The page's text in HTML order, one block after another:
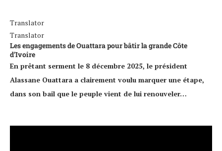
Translator
Translator
Les engagements de Ouattara pour bâtir la grande Côte
d’Ivoire
En prêtant serment le 8 décembre 2025, le président
Alassane Ouattara a clairement voulu marquer une étape,
dans son bail que le peuple vient de lui renouveler…